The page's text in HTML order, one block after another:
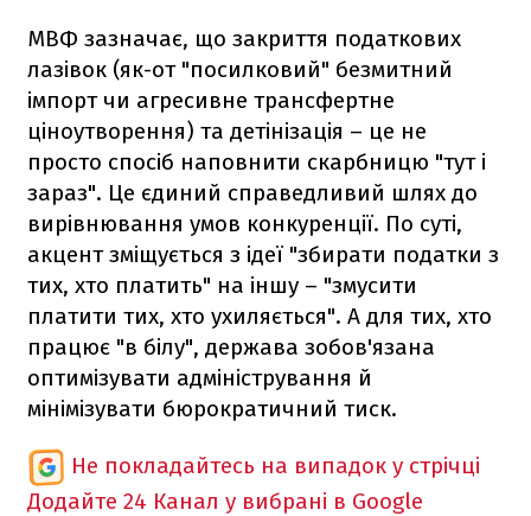
МВФ зазначає, що закриття податкових
лазівок (як-от "посилковий" безмитний
імпорт чи агресивне трансфертне
ціноутворення) та детінізація – це не
просто спосіб наповнити скарбницю "тут і
зараз". Це єдиний справедливий шлях до
вирівнювання умов конкуренції. По суті,
акцент зміщується з ідеї "збирати податки з
тих, хто платить" на іншу – "змусити
платити тих, хто ухиляється". А для тих, хто
працює "в білу", держава зобов'язана
оптимізувати адміністрування й
мінімізувати бюрократичний тиск.
Не покладайтесь на випадок у стрічці
Додайте 24 Канал у вибрані в Google